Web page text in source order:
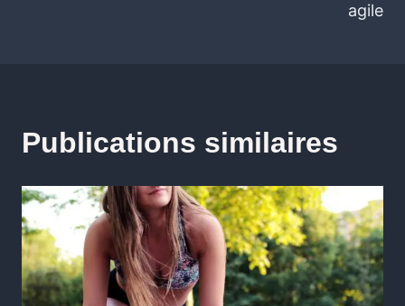
agile
Publications similaires